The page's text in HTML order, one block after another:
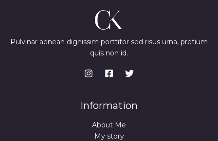
Pulvinar aenean dignissim porttitor sed risus urna, pretium
quis non id.
Information
About Me
My story